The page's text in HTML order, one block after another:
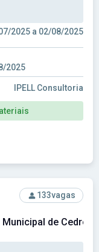
2025 a 02/08/2025
2025
IPELL Consultoria
- Prefeitura Municipal
133vagas
de Cedro-